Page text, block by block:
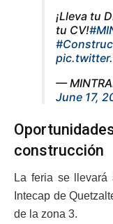
¡Lleva tu
tu CV!
—
June 17,
construcción
La feria se
Intecap de
de la zona 3.